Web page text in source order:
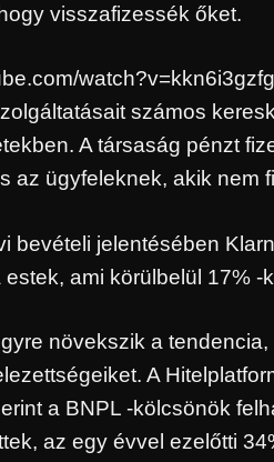
visszafizessék őket.
számos
A társaság pénzt
az ügyfeleknek, akik nem
bevételi jelentésében
estek, ami körülbelül 17%
növekszik a
A
a BNPL -kölcsönök
az egy évvel ezelőtti